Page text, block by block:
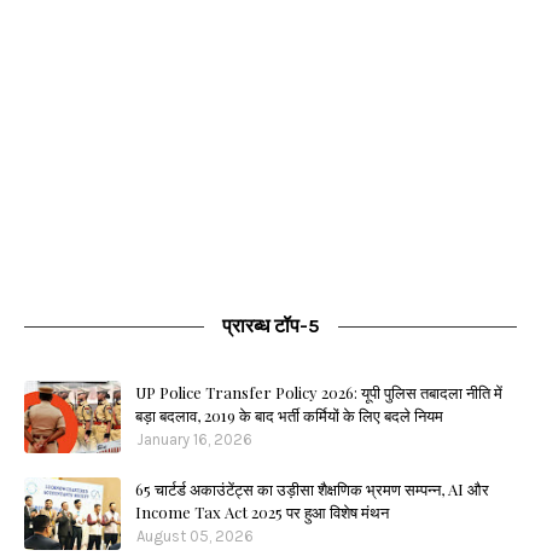
प्रारब्ध टॉप-5
UP Police Transfer Policy 2026: यूपी पुलिस तबादला नीति में
बड़ा बदलाव, 2019 के बाद भर्ती कर्मियों के लिए बदले नियम
January 16, 2026
65 चार्टर्ड अकाउंटेंट्स का उड़ीसा शैक्षणिक भ्रमण सम्पन्न, AI और
Income Tax Act 2025 पर हुआ विशेष मंथन
August 05, 2026